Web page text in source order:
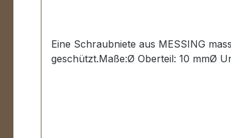
Eine Schraubniete aus MESSING
geschützt.Maße:Ø Oberteil: 10 mmØ